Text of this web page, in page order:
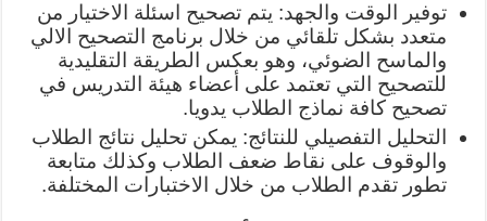
توفير الوقت والجهد: يتم تصحيح اسئلة الاختيار من
متعدد بشكل تلقائي من خلال برنامج التصحيح الالي
والماسح الضوئي، وهو بعكس الطريقة التقليدية
للتصحيح التي تعتمد على أعضاء هيئة التدريس في
تصحيح كافة نماذج الطلاب يدويا.
التحليل التفصيلي للنتائج: يمكن تحليل نتائج الطلاب
والوقوف على نقاط ضعف الطلاب وكذلك متابعة
تطور تقدم الطلاب من خلال الاختبارات المختلفة.